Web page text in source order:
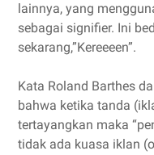
lainnya, yang
sebagai signifier. Ini
sekarang,”Kereeeen”.
Kata Roland Barthes
bahwa ketika tanda
tertayangkan maka
tidak ada kuasa iklan